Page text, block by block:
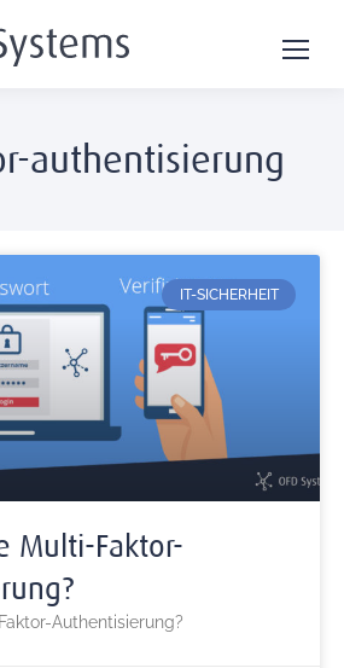
authentisierung
IT-SICHERHEIT
Multi-Faktor-
Authentisierung?